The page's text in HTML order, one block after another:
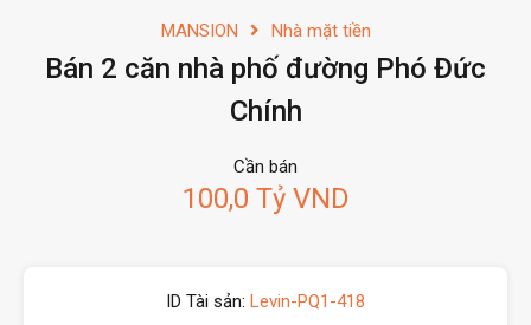
MANSION Nhà mặt tiền
Bán 2 căn nhà phố đường Phó Đức
Chính
Cần bán
100,0 Tỷ VND
ID Tài sản: Levin-PQ1-418